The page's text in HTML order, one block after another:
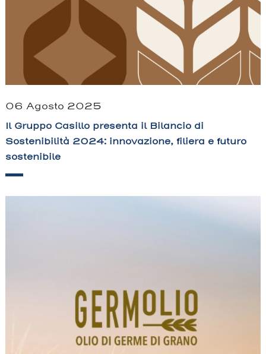
06 Agosto 2025
Il Gruppo Casillo presenta il Bilancio di
Sostenibilità 2024: innovazione, filiera e futuro
sostenibile